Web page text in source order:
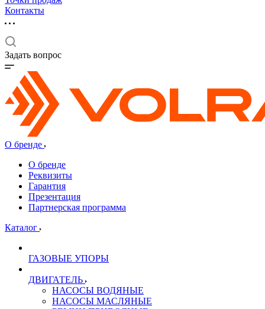
Контакты
Задать вопрос
О бренде
О бренде
Реквизиты
Гарантия
Презентация
Партнерская программа
Каталог
ГАЗОВЫЕ УПОРЫ
ДВИГАТЕЛЬ
НАСОСЫ ВОДЯНЫЕ
НАСОСЫ МАСЛЯНЫЕ